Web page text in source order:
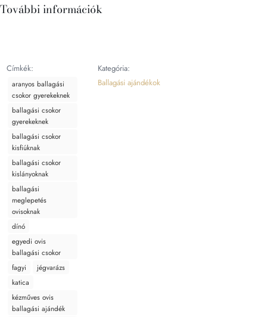
További információk
Címkék:
aranyos ballagási
csokor gyerekeknek
ballagási csokor
gyerekeknek
ballagási csokor
kisfiúknak
ballagási csokor
kislányoknak
ballagási
meglepetés
ovisoknak
dínó
egyedi ovis
ballagási csokor
fagyi
jégvarázs
katica
kézműves ovis
ballagási ajándék
Kategória:
Ballagási ajándékok